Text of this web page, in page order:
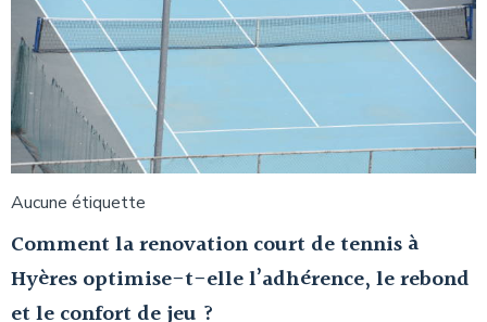
Aucune étiquette
Comment la renovation court de tennis à
Hyères optimise-t-elle l’adhérence, le rebond
et le confort de jeu ?